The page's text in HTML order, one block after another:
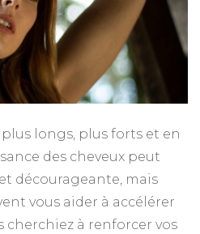
plus longs, plus forts et en
des cheveux peut
décourageante, mais
vous aider à accélérer
cherchiez à renforcer vos